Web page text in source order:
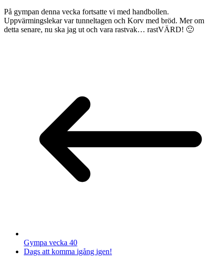
På gympan denna vecka fortsatte vi med handbollen.
Uppvärmingslekar var tunneltagen och Korv med bröd. Mer om
detta senare, nu ska jag ut och vara rastvak… rastVÄRD! 🙂
Gympa vecka 40
Dags att komma igång igen!